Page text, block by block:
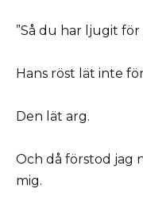
”Så du har ljugit för
Hans röst lät inte
Den lät arg.
Och då förstod jag
mig.